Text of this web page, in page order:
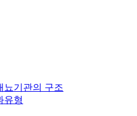
뇨기관의 구조
유형